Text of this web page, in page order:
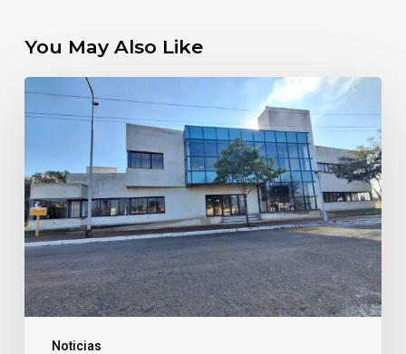
You May Also Like
Noticias
Avanza
la
instalaciones
eléctricas
y
el
montaje
de
la